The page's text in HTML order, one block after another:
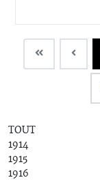
TOUT
1914
1915
1916